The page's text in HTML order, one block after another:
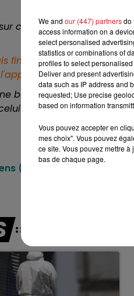
sur cet hippodrome en 3
écurie, et devrait
fini plus loin que 6 éme
A son poids, c'est
bonne course sur deux,
du 06/05. Dans la
En direct
(R3) : 403 HAVANE
We and our (447) partnersdo
access information on a
select personalised
statistics or combinations of
profiles to select
Deliver and present
data such as IP address and
requested; Use precise
based on information
Vous pouvez accepter en
mes choix". Vous pouvez
ce site. Vous pouvez mettre
bas de chaque page.